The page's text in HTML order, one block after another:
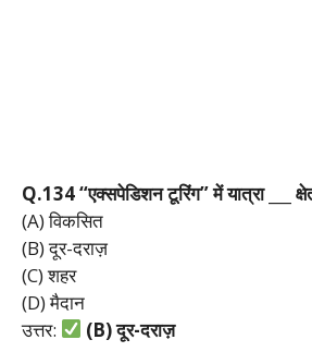
Q.134 “एक्सपेडिशनटूरिंग”मेंयात्रा ___
(A) विकसित
(B) दूर-दराज़
(C) शहर
(D) मैदान
उत्तर:
(B)दूर-दराज़